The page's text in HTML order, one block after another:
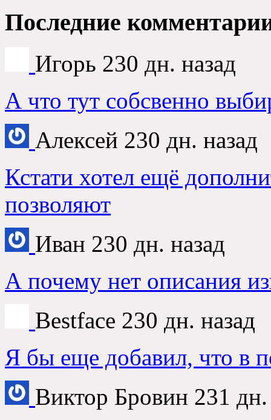
Последние
Игорь 230 дн. назад
А что тут собсвенно
Алексей 230 дн. назад
Кстати хотел ещё
позволяют
Иван 230 дн. назад
А почему нет описания
Bestface 230 дн. назад
Я бы еще добавил, что в
Виктор Бровин 231 дн.